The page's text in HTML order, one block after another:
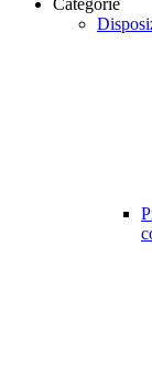
Categorie